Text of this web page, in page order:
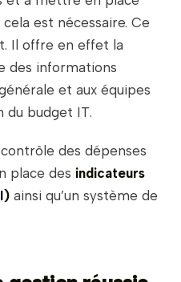
est nécessaire. Ce
Il offre en effet la
des informations
et aux équipes
du budget IT.
des dépenses
place des indicateurs
ainsi qu’un système de